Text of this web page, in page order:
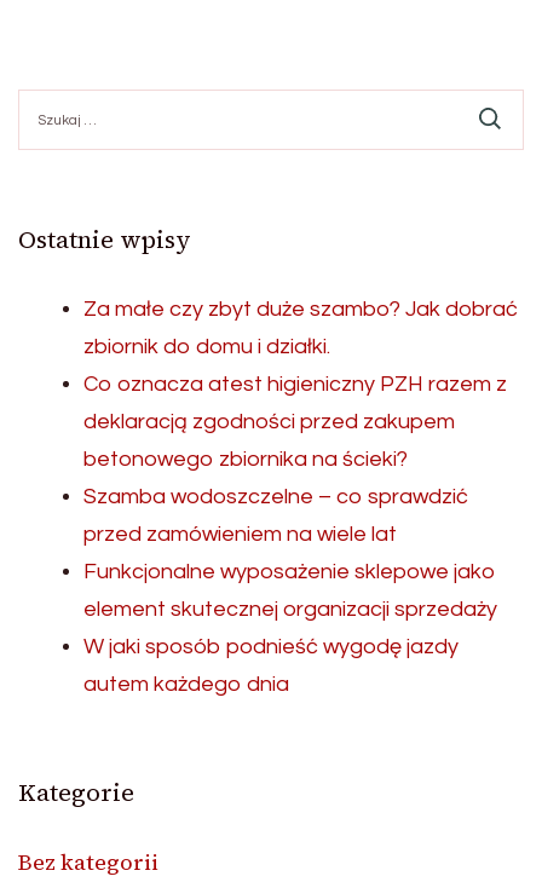
Ostatnie wpisy
Za małe czy zbyt duże szambo? Jak dobrać
zbiornik do domu i działki.
Co oznacza atest higieniczny PZH razem z
deklaracją zgodności przed zakupem
betonowego zbiornika na ścieki?
Szamba wodoszczelne – co sprawdzić
przed zamówieniem na wiele lat
Funkcjonalne wyposażenie sklepowe jako
element skutecznej organizacji sprzedaży
W jaki sposób podnieść wygodę jazdy
autem każdego dnia
Kategorie
Bez kategorii